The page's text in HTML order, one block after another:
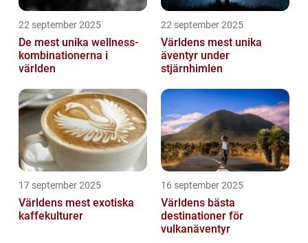
22 september 2025
De mest unika wellness-
kombinationerna i
världen
22 september 2025
Världens mest unika
äventyr under
stjärnhimlen
17 september 2025
Världens mest exotiska
kaffekulturer
16 september 2025
Världens bästa
destinationer för
vulkanäventyr